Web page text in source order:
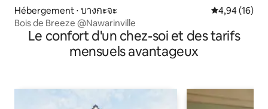
Hébergement ⋅ บางกะจะ Évaluation
4,94 (16)
Bois de Breeze @Nawarinville
Le confort d'un chez-soi et des tarifs
mensuels avantageux